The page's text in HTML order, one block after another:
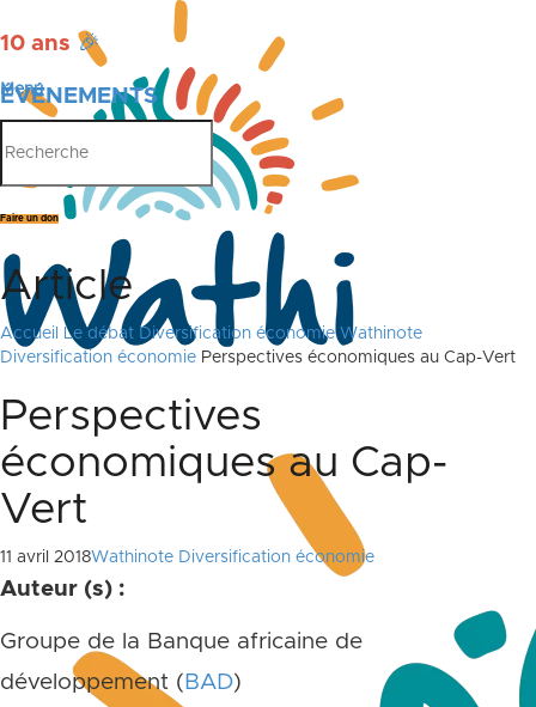
10 ans 🎉
ÉVÉNEMENTS
PUBLICATIONS
Menu
Faire un don
Article
Accueil Le débat Diversification économie Wathinote
Diversification économie Perspectives économiques au Cap-Vert
Perspectives
économiques au Cap-
Vert
11 avril 2018Wathinote Diversification économie
Auteur (s) :
Groupe de la Banque africaine de
développement ( BAD)